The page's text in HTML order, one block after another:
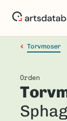
Torvmoser
Orden